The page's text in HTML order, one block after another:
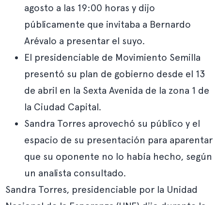
agosto a las 19:00 horas y dijo
públicamente que invitaba a Bernardo
Arévalo a presentar el suyo.
El presidenciable de Movimiento Semilla
presentó su plan de gobierno desde el 13
de abril en la Sexta Avenida de la zona 1 de
la Ciudad Capital.
Sandra Torres aprovechó su público y el
espacio de su presentación para aparentar
que su oponente no lo había hecho, según
un analista consultado.
Sandra Torres, presidenciable por la Unidad